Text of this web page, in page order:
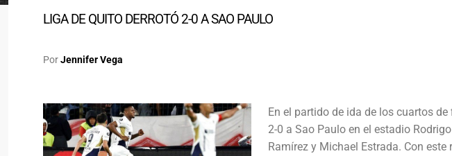
LIGA DE QUITO DERROTÓ 2-0 A SAO PAULO
PorJennifer Vega
En el partido de ida de los cuartos
2-0 a Sao Paulo en el estadio
Ramírez y Michael Estrada. Con este